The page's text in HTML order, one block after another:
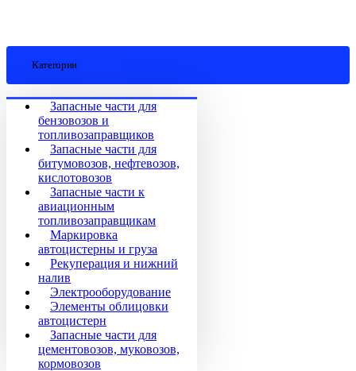
Категории
Запасные части для
бензовозов и
топливозаправщиков
Запасные части для
битумовозов, нефтевозов,
кислотовозов
Запасные части к
авиационным
топливозаправщикам
Маркировка
автоцистерны и груза
Рекуперация и нижний
налив
Электрооборудование
Элементы облицовки
автоцистерн
Запасные части для
цементовозов, муковозов,
кормовозов